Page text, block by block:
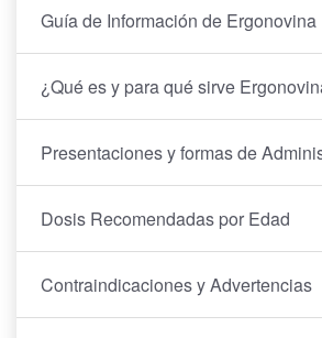
Guía de Información de Ergonovina
¿Qué es y para qué sirve
Presentaciones y formas de
Dosis Recomendadas por Edad
Contraindicaciones y Advertencias